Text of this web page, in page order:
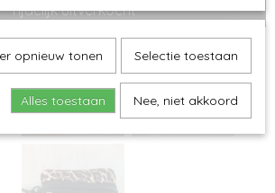
Tijdelijk uitverkocht
opnieuw tonen Selectie toestaan
Alles toestaan Nee, niet akkoord